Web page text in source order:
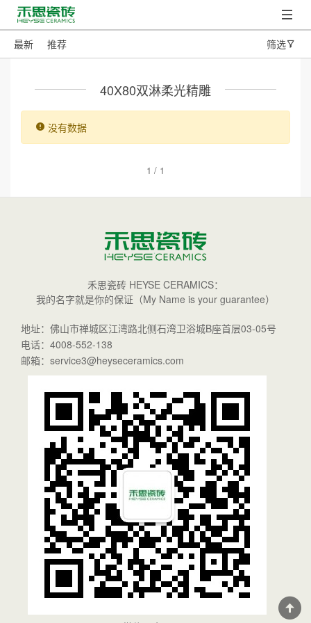
最新 推荐 筛选
40X80双淋柔光精雕
没有数据
1 / 1
禾思瓷砖 HEYSE CERAMICS：
我的名字就是你的保证（My Name is your guarantee）
地址：佛山市禅城区江湾路北侧石湾卫浴城B座首层03-05号
电话：4008-552-138
邮箱：service3@heyseceramics.com